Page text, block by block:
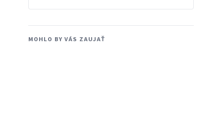
MOHLO BY VÁS ZAUJAŤ